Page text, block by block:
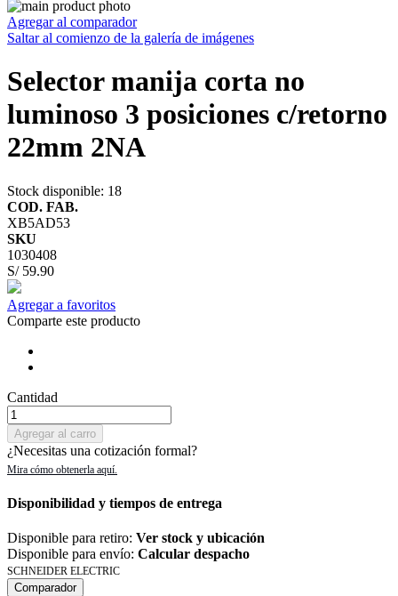
Agregar al comparador
Saltar al comienzo de la galería de imágenes
Selector manija corta no
luminoso 3 posiciones c/retorno
22mm 2NA
Stock disponible: 18
COD. FAB.
XB5AD53
SKU
1030408
S/ 59.90
Agregar a favoritos
Comparte este producto
Cantidad
Agregar al carro
¿Necesitas una cotización formal?
Disponibilidad y tiempos de entrega
Disponible para retiro: Ver stock y ubicación
Disponible para envío: Calcular despacho
SCHNEIDER ELECTRIC
Comparador